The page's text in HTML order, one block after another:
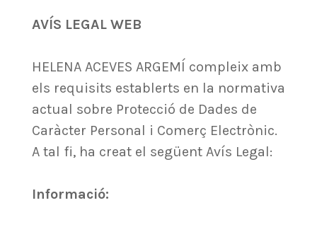
AVÍS LEGAL WEB
HELENA ACEVES ARGEMÍ compleix amb
els requisits establerts en la normativa
actual sobre Protecció de Dades de
Caràcter Personal i Comerç Electrònic.
A tal fi, ha creat el següent Avís Legal:
Informació: